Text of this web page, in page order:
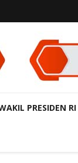
PRESIDEN RI